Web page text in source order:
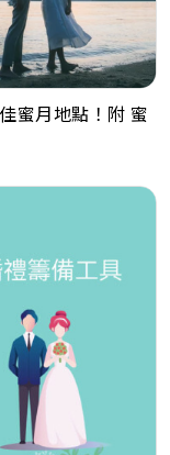
蜜月地點！附 蜜